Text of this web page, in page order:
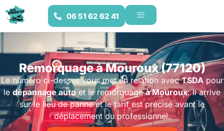
06 51 62 62 41
Remorquage à Mouroux (77120)
Le numéro ci-dessus vous met en relation avecTSDApour
le dépannage auto et le remorquageà Mouroux. Il arrive
sur le lieu de panne et le tarif est précisé avant le
déplacement du professionnel.